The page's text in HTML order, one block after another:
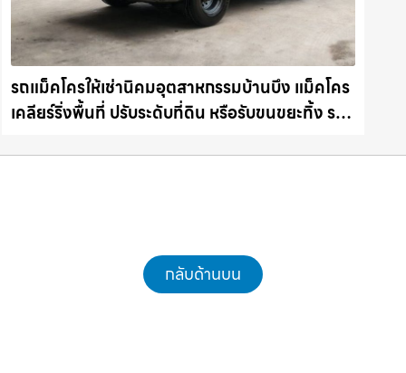
รถแม็คโครให้เช่านิคมอุตสาหกรรมบ้านบึง แม็คโคร
เคลียร์ริ่งพื้นที่ ปรับระดับที่ดิน หรือรับขนขยะทิ้ง รถ
กลับด้านบน